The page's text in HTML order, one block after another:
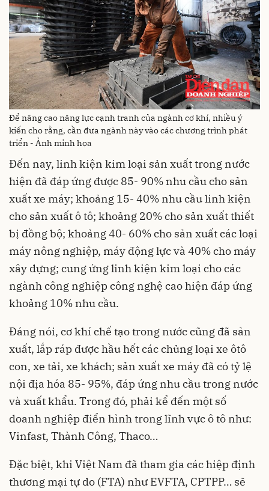
Để nâng cao năng lực cạnh tranh của ngành cơ khí, nhiều ý
kiến cho rằng, cần đưa ngành này vào các chương trình phát
triển - Ảnh minh họa
Đến nay, linh kiện kim loại sản xuất trong nước
hiện đã đáp ứng được 85- 90% nhu cầu cho sản
xuất xe máy; khoảng 15- 40% nhu cầu linh kiện
cho sản xuất ô tô; khoảng 20% cho sản xuất thiết
bị đồng bộ; khoảng 40- 60% cho sản xuất các loại
máy nông nghiệp, máy động lực và 40% cho máy
xây dựng; cung ứng linh kiện kim loại cho các
ngành công nghiệp công nghệ cao hiện đáp ứng
khoảng 10% nhu cầu.
Đáng nói, cơ khí chế tạo trong nước cũng đã sản
xuất, lắp ráp được hầu hết các chủng loại xe ôtô
con, xe tải, xe khách; sản xuất xe máy đã có tỷ lệ
nội địa hóa 85- 95%, đáp ứng nhu cầu trong nước
và xuất khẩu. Trong đó, phải kể đến một số
doanh nghiệp điển hình trong lĩnh vực ô tô như:
Vinfast, Thành Công, Thaco…
Đặc biệt, khi Việt Nam đã tham gia các hiệp định
thương mại tự do (FTA) như EVFTA, CPTPP… sẽ